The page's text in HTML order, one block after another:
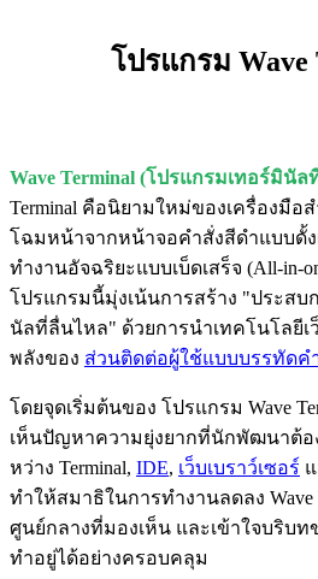
โปรแกรม Wave
Wave Terminal (โปรแกรมเทอร์มินั
Terminal คือนิยามใหม่ของเครื่องมื
โฉมหน้าจากหน้าจอคำสั่งสีดำแบบดั้
ทำงานอัจฉริยะแบบเบ็ดเสร็จ (All-in-
โปรแกรมนี้มุ่งเน้นการสร้าง "ประสบ
นัลที่ลื่นไหล" ด้วยการนำเทคโนโลยี
พลังของ ส่วนติดต่อผู้ใช้แบบบรรทัดค
โดยจุดเริ่มต้นของ โปรแกรม Wave
เห็นปัญหาความยุ่งยากที่นักพัฒนาต้อ
หว่าง Terminal, IDE, เว็บเบราว์เซอร์
ทำให้สมาธิในการทำงานลดลง
ศูนย์กลางที่มองเห็น และเข้าใจบริบ
ทำอยู่ได้อย่างครอบคลุม